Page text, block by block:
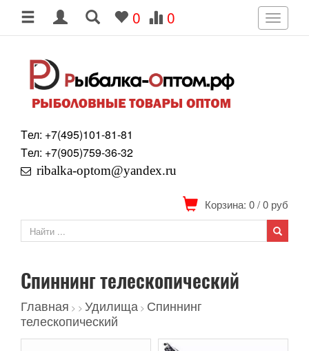
0 0
Toggle
Tел: +7(495)101-81-81
Tел: +7(905)759-36-32
ribalka-optom@yandex.ru
Корзина: 0/0 руб
Спиннинг телескопический
Главная > > Удилища > Спиннинг
телескопический